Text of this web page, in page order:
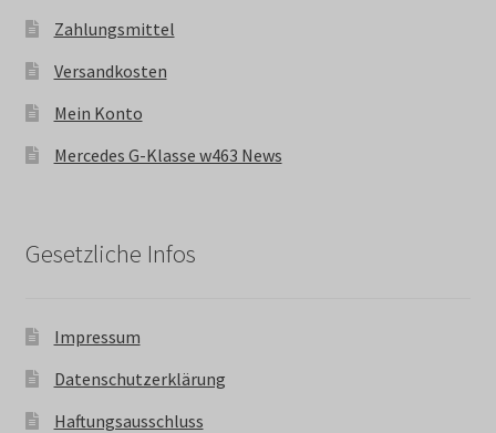
Zahlungsmittel
Versandkosten
Mein Konto
Mercedes G-Klasse w463 News
Gesetzliche Infos
Impressum
Datenschutzerklärung
Haftungsausschluss